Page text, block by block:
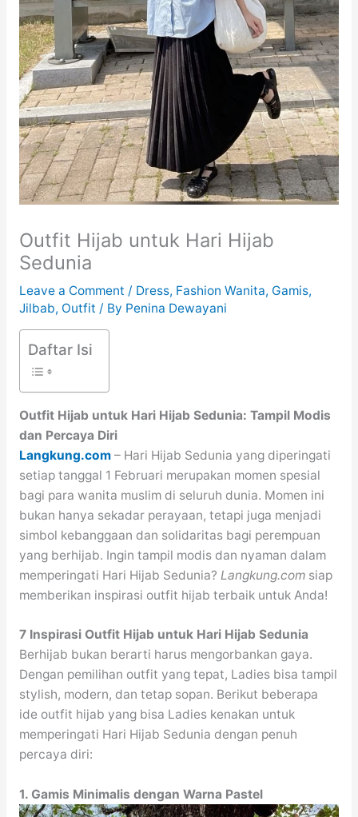
Outfit Hijab untuk Hari Hijab
Sedunia
Leave a Comment / Dress, Fashion Wanita, Gamis,
Jilbab, Outfit / By Penina Dewayani
Daftar Isi
Outfit Hijab untuk Hari Hijab Sedunia: Tampil Modis
dan Percaya Diri
Langkung.com– Hari Hijab Sedunia yang diperingati
setiap tanggal 1 Februari merupakan momen spesial
bagi para wanita muslim di seluruh dunia. Momen ini
bukan hanya sekadar perayaan, tetapi juga menjadi
simbol kebanggaan dan solidaritas bagi perempuan
yang berhijab. Ingin tampil modis dan nyaman dalam
memperingati Hari Hijab Sedunia? Langkung.comsiap
memberikan inspirasi outfit hijab terbaik untuk Anda!
7 Inspirasi Outfit Hijab untuk Hari Hijab Sedunia
Berhijab bukan berarti harus mengorbankan gaya.
Dengan pemilihan outfit yang tepat, Ladies bisa tampil
stylish, modern, dan tetap sopan. Berikut beberapa
ide outfit hijab yang bisa Ladies kenakan untuk
memperingati Hari Hijab Sedunia dengan penuh
percaya diri:
1. Gamis Minimalis dengan Warna Pastel